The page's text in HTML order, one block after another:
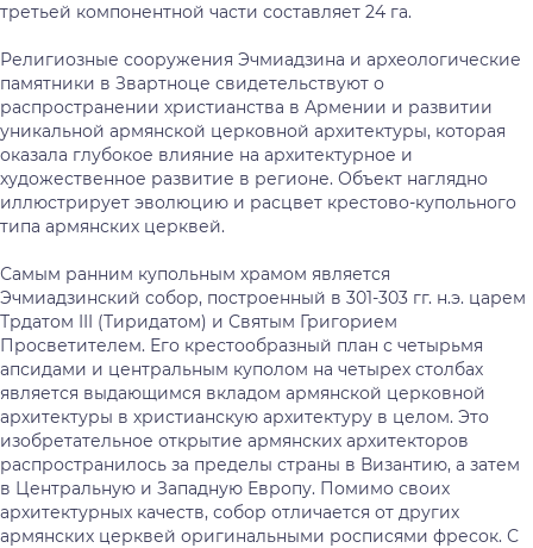
третьей компонентной части составляет 24 га.
Религиозные сооружения Эчмиадзина и археологические
памятники в Звартноце свидетельствуют о
распространении христианства в Армении и развитии
уникальной армянской церковной архитектуры, которая
оказала глубокое влияние на архитектурное и
художественное развитие в регионе. Объект наглядно
иллюстрирует эволюцию и расцвет крестово-купольного
типа армянских церквей.
Самым ранним купольным храмом является
Эчмиадзинский собор, построенный в 301-303 гг. н.э. царем
Трдатом III (Тиридатом) и Святым Григорием
Просветителем. Его крестообразный план с четырьмя
апсидами и центральным куполом на четырех столбах
является выдающимся вкладом армянской церковной
архитектуры в христианскую архитектуру в целом. Это
изобретательное открытие армянских архитекторов
распространилось за пределы страны в Византию, а затем
в Центральную и Западную Европу. Помимо своих
архитектурных качеств, собор отличается от других
армянских церквей оригинальными росписями фресок. С